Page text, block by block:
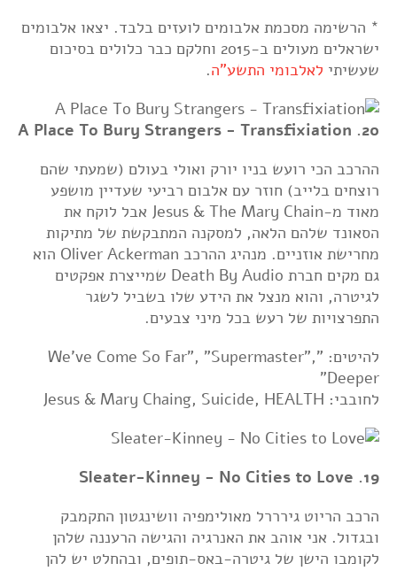
* הרשימה מסכמת אלבומים לועזים בלבד. יצאו אלבומים
ישראלים מעולים ב-2015 וחלקם כבר כלולים בסיכום
שעשיתי לאלבומי התשע"ה.
20. A Place To Bury Strangers - Transfixiation
ההרכב הכי רועש בניו יורק ואולי בעולם (שמעתי שהם
רוצחים בלייב) חוזר עם אלבום רביעי שעדיין מושפע
מאוד מ-Jesus & The Mary Chain אבל לוקח את
הסאונד שלהם הלאה, למסקנה המתבקשת של מתיקות
מחרישת אוזניים. מנהיג ההרכב Oliver Ackerman הוא
גם מקים חברת Death By Audio שמייצרת אפקטים
לגיטרה, והוא מנצל את הידע שלו בשביל לשגר
התפרצויות של רעש בכל מיני צבעים.
להיטים: "We've Come So Far", "Supermaster",
Deeper"
לחובבי: Jesus & Mary Chaing, Suicide, HEALTH
19. Sleater-Kinney - No Cities to Love
הרכב הריוט גירררל מאולימפיה וושינגטון התקמבק
ובגדול. אני אוהב את האנרגיה והגישה הרעננה שלהן
לקומבו הישן של גיטרה-באס-תופים, ובהחלט יש להן